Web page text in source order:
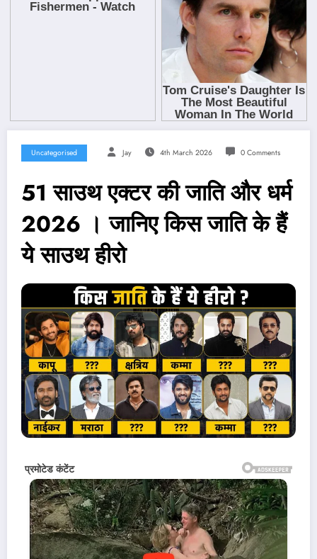
Uncategorised Jay 4th March 2026 0 Comments
51 साउथ एक्टर की जाति और धर्म
2026 । जानिए किस जाति के हैं
ये साउथ हीरो